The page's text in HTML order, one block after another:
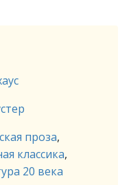
проза,
классика,
20 века